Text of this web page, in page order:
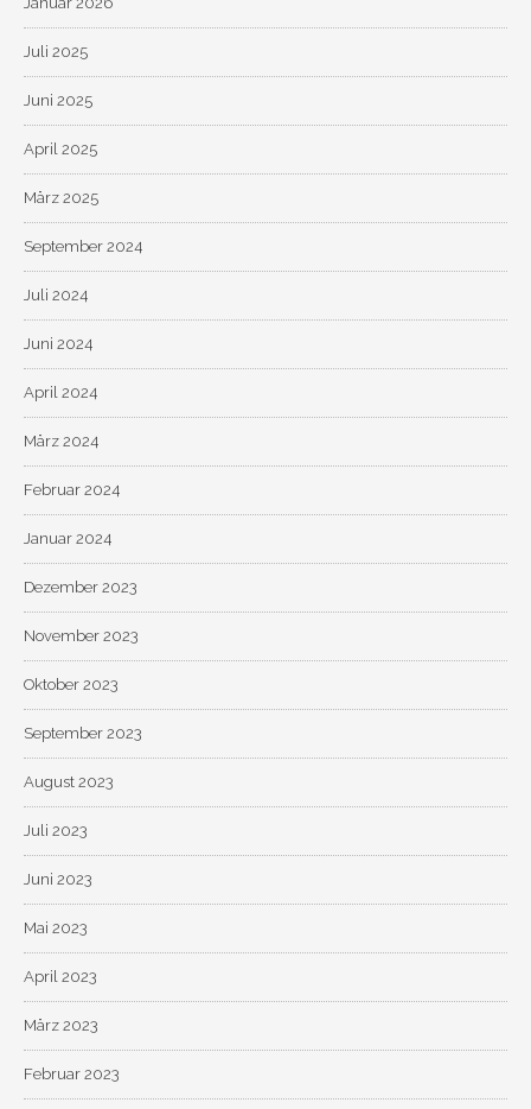
Juli 2025
Juni 2025
April 2025
März 2025
September 2024
Juli 2024
Juni 2024
April 2024
März 2024
Februar 2024
Januar 2024
Dezember 2023
November 2023
Oktober 2023
September 2023
August 2023
Juli 2023
Juni 2023
Mai 2023
April 2023
März 2023
Februar 2023